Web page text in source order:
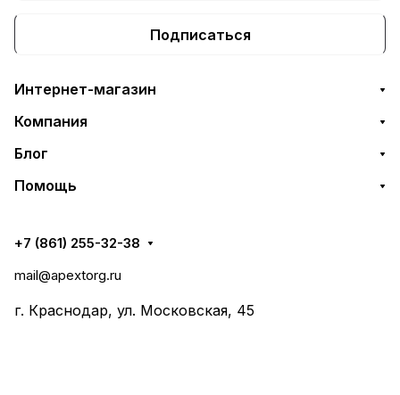
Подписаться
Интернет-магазин
Компания
Блог
Помощь
+7 (861) 255-32-38
mail@apextorg.ru
г. Краснодар, ул. Московская, 45